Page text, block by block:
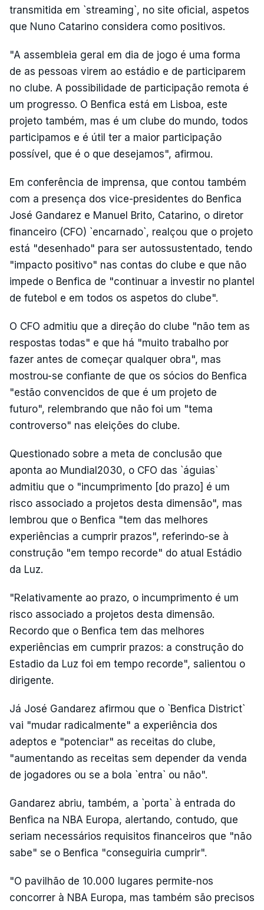
transmitida em `streaming`, no site oficial, aspetos
que Nuno Catarino considera como positivos.
"A assembleia geral em dia de jogo é uma forma
de as pessoas virem ao estádio e de participarem
no clube. A possibilidade de participação remota é
um progresso. O Benfica está em Lisboa, este
projeto também, mas é um clube do mundo, todos
participamos e é útil ter a maior participação
possível, que é o que desejamos", afirmou.
Em conferência de imprensa, que contou também
com a presença dos vice-presidentes do Benfica
José Gandarez e Manuel Brito, Catarino, o diretor
financeiro (CFO) `encarnado`, realçou que o projeto
está "desenhado" para ser autossustentado, tendo
"impacto positivo" nas contas do clube e que não
impede o Benfica de "continuar a investir no plantel
de futebol e em todos os aspetos do clube".
O CFO admitiu que a direção do clube "não tem as
respostas todas" e que há "muito trabalho por
fazer antes de começar qualquer obra", mas
mostrou-se confiante de que os sócios do Benfica
"estão convencidos de que é um projeto de
futuro", relembrando que não foi um "tema
controverso" nas eleições do clube.
Questionado sobre a meta de conclusão que
aponta ao Mundial2030, o CFO das `águias`
admitiu que o "incumprimento [do prazo] é um
risco associado a projetos desta dimensão", mas
lembrou que o Benfica "tem das melhores
experiências a cumprir prazos", referindo-se à
construção "em tempo recorde" do atual Estádio
da Luz.
"Relativamente ao prazo, o incumprimento é um
risco associado a projetos desta dimensão.
Recordo que o Benfica tem das melhores
experiências em cumprir prazos: a construção do
Estadio da Luz foi em tempo recorde", salientou o
dirigente.
Já José Gandarez afirmou que o `Benfica District`
vai "mudar radicalmente" a experiência dos
adeptos e "potenciar" as receitas do clube,
"aumentando as receitas sem depender da venda
de jogadores ou se a bola `entra` ou não".
Gandarez abriu, também, a `porta` à entrada do
Benfica na NBA Europa, alertando, contudo, que
seriam necessários requisitos financeiros que "não
sabe" se o Benfica "conseguiria cumprir".
"O pavilhão de 10.000 lugares permite-nos
concorrer à NBA Europa, mas também são precisos